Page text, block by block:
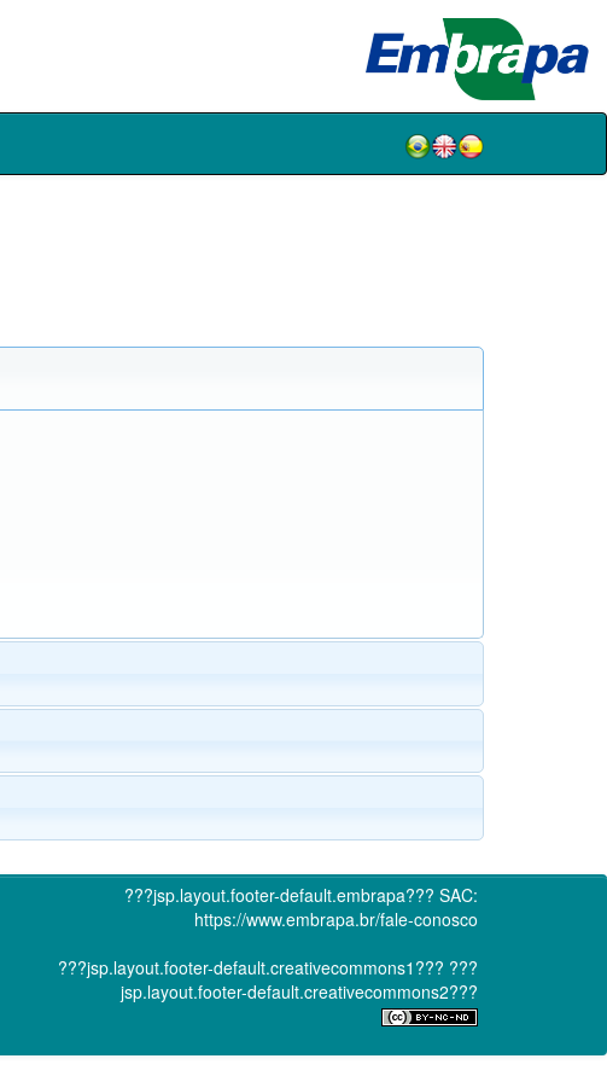
???jsp.layout.footer-default.embrapa??? SAC:
https://www.embrapa.br/fale-conosco
???jsp.layout.footer-default.creativecommons1??? ???
jsp.layout.footer-default.creativecommons2???